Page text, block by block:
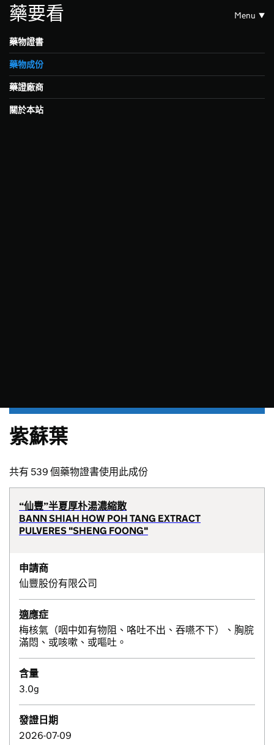
藥要看 Menu
藥物證書
藥物成份
藥證廠商
關於本站
紫蘇葉
共有 539 個藥物證書使用此成份
“仙豐”半夏厚朴湯濃縮散
BANN SHIAH HOW POH TANG EXTRACT
PULVERES "SHENG FOONG"
申請商
仙豐股份有限公司
適應症
梅核氣（咽中如有物阻、咯吐不出、吞嚥不下）、胸脘
滿悶、或咳嗽、或嘔吐。
含量
3.0g
發證日期
2026-07-09